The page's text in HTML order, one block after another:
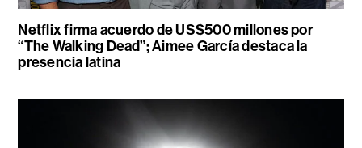
Netflix firma acuerdo de US$500 millones por
“The Walking Dead”; Aimee García destaca la
presencia latina